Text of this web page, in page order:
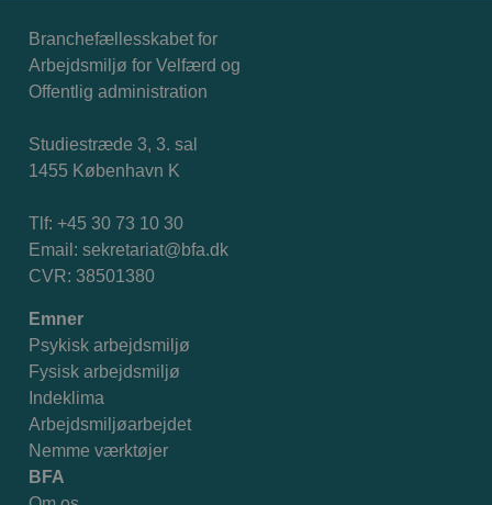
Branchefællesskabet for
Arbejdsmiljø for Velfærd og
Offentlig administration
Studiestræde 3, 3. sal
1455 København K
Tlf: +45 30 73 10 30
Email: sekretariat@bfa.dk
CVR: 38501380
Emner
Psykisk arbejdsmiljø
Fysisk arbejdsmiljø
Indeklima
Arbejdsmiljøarbejdet
Nemme værktøjer
BFA